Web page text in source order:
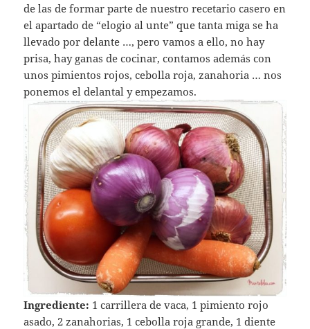
de las de formar parte de nuestro recetario casero en
el apartado de “elogio al unte” que tanta miga se ha
llevado por delante …, pero vamos a ello, no hay
prisa, hay ganas de cocinar, contamos además con
unos pimientos rojos, cebolla roja, zanahoria … nos
ponemos el delantal y empezamos.
Ingrediente: 1 carrillera de vaca, 1 pimiento rojo
asado, 2 zanahorias, 1 cebolla roja grande, 1 diente